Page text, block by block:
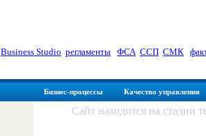
Business Studio регламенты ФСА| ССП СМК
Бизнес-процессы Качество управления
Сайт находится на стадии